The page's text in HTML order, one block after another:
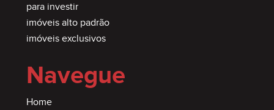
para investir
imóveis alto padrão
imóveis exclusivos
Navegue
Home